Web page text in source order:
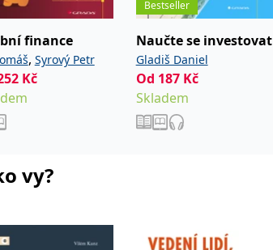
finance
, Syrový Petr
Kč
Bestseller
Naučte se investovat
Gladiš Daniel
Od 187 Kč
Skladem
vy?